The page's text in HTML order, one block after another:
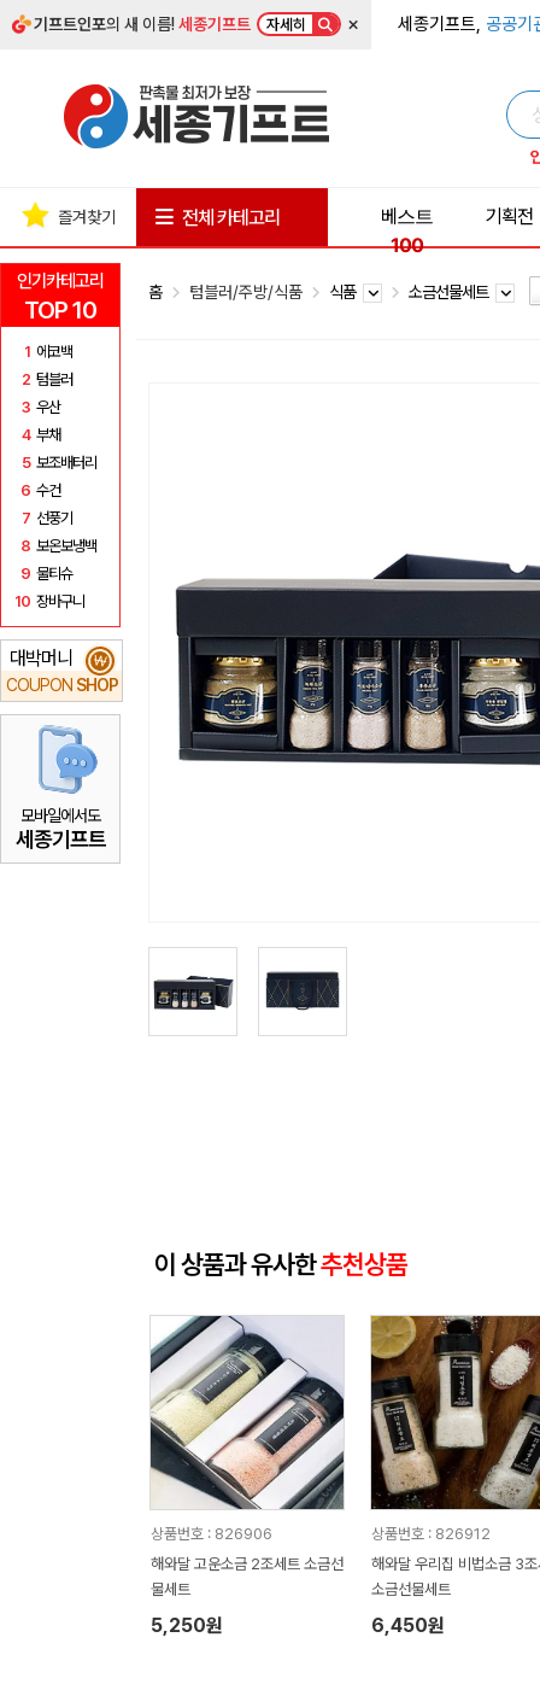
기프트인포의 새 이름!세종기프트 자세히 × 세종기프트, 공공기
인기카테고리
TOP 10
1 에코백
2 텀블러
3 우산
4 부채
5 보조배터리
6 수건
7 선풍기
8 보온보냉백
9 물티슈
10 장바구니
대박머니
COUPON SHOP
₩
모바일에서도
세종기프트
즐겨찾기 전체 카테고리
베스트
100
기획전
홈 텀블러/주방/식품 식품 소금선물세트
이 상품과 유사한추천상품
상품번호 : 826906
해와달 고운소금 2조세트 소금선
물세트
5,250원
상품번호 : 826912
해와달 우리집 비법소금 3조
소금선물세트
6,450원